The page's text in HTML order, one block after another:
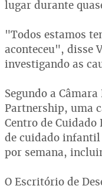
lugar durante
"Todos estamos
aconteceu", disse
investigando as
Segundo a
Partnership, uma
Centro de
de cuidado infantil
por semana,
O Escritório de